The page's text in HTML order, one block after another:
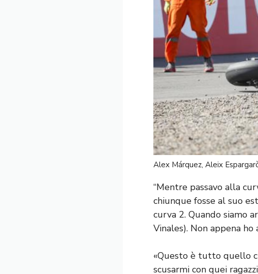
Alex Márquez, Aleix
“Mentre passavo alla
chiunque fosse al suo
curva 2. Quando siamo
Vinales). Non appena
«Questo è tutto quello
scusarmi con quei